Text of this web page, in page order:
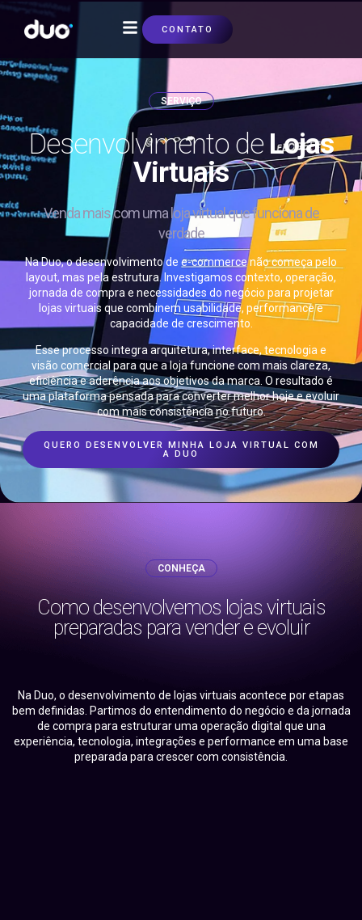
CONTATO
SERVIÇO
Desenvolvimento de Lojas
Virtuais
Venda mais com uma loja virtual que funciona de
verdade
Na Duo, o desenvolvimento de e-commerce não começa pelo
layout, mas pela estrutura. Investigamos contexto, operação,
jornada de compra e necessidades do negócio para projetar
lojas virtuais que combinem usabilidade, performance e
capacidade de crescimento.
Esse processo integra arquitetura, interface, tecnologia e
visão comercial para que a loja funcione com mais clareza,
eficiência e aderência aos objetivos da marca. O resultado é
uma plataforma pensada para converter melhor hoje e evoluir
com mais consistência no futuro.
QUERO DESENVOLVER MINHA LOJA VIRTUAL COM
A DUO
CONHEÇA
Como desenvolvemos lojas virtuais
preparadas para vender e evoluir
Na Duo, o desenvolvimento de lojas virtuais acontece por etapas
bem definidas. Partimos do entendimento do negócio e da jornada
de compra para estruturar uma operação digital que una
experiência, tecnologia, integrações e performance em uma base
preparada para crescer com consistência.